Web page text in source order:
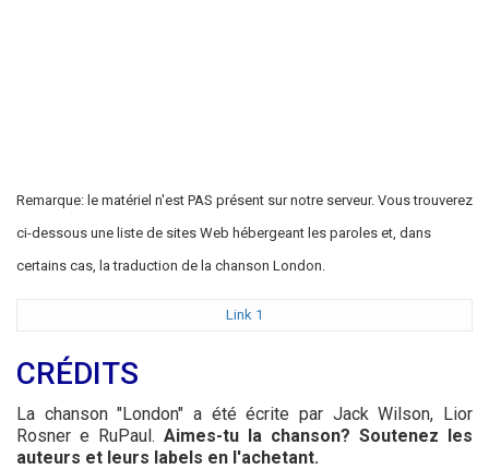
Remarque: le matériel n'est PAS présent sur notre serveur. Vous trouverez
ci-dessous une liste de sites Web hébergeant les paroles et, dans
certains cas, la traduction de la chanson London.
Link 1
CRÉDITS
La chanson "London" a été écrite par Jack Wilson, Lior
Rosner e RuPaul. Aimes-tu la chanson? Soutenez les
auteurs et leurs labels en l'achetant.